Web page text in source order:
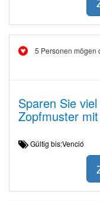
5 Personen mögen
Sparen Sie
Zopfmuster
Gültig bis:Venció